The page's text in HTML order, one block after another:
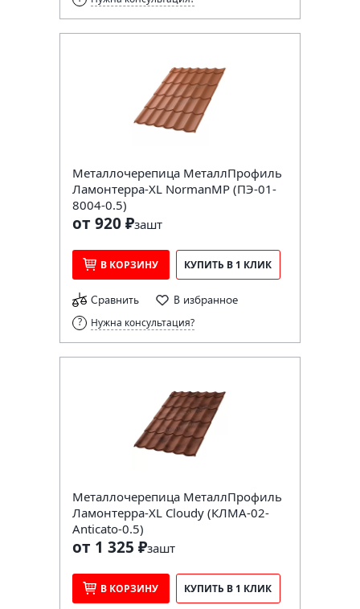
Металлочерепица МеталлПрофиль
Ламонтерра-XL NormanMP (ПЭ-01-
8004-0.5)
от 920 ₽зашт
В КОРЗИНУ КУПИТЬ В 1 КЛИК
Сравнить В избранное
Нужна консультация?
Металлочерепица МеталлПрофиль
Ламонтерра-XL Cloudy (КЛМА-02-
Anticato-0.5)
от 1 325 ₽зашт
В КОРЗИНУ КУПИТЬ В 1 КЛИК